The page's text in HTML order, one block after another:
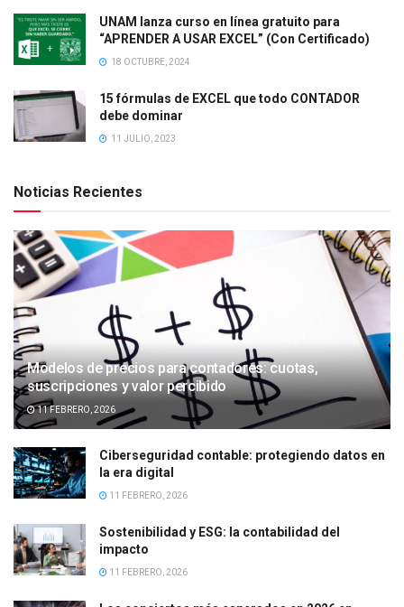
UNAM lanza curso en línea gratuito para
“APRENDER A USAR EXCEL” (Con Certificado)
18 OCTUBRE, 2024
15 fórmulas de EXCEL que todo CONTADOR
debe dominar
11 JULIO, 2023
Noticias Recientes
Modelos de precios para contadores: cuotas,
suscripciones y valor percibido
11 FEBRERO, 2026
Ciberseguridad contable: protegiendo datos en
la era digital
11 FEBRERO, 2026
Sostenibilidad y ESG: la contabilidad del
impacto
11 FEBRERO, 2026